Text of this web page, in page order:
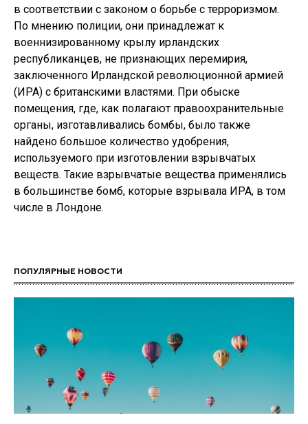
в соответствии с законом о борьбе с терроризмом.
По мнению полиции, они принадлежат к
военнизированному крылу ирландских
республиканцев, не признающих перемирия,
заключенного Ирландской революционной армией
(ИРА) с британскими властями. При обыске
помещения, где, как полагают правоохранительные
органы, изготавливались бомбы, было также
найдено большое количество удобрения,
используемого при изготовлении взрывчатых
веществ. Такие взрывчатые вещества применялись
в большинстве бомб, которые взрывала ИРА, в том
числе в Лондоне.
ПОПУЛЯРНЫЕ НОВОСТИ